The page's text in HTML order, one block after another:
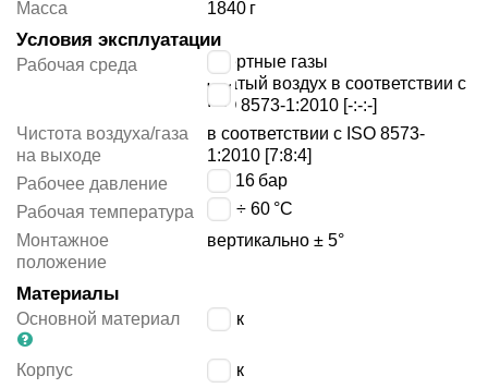
Масса 1840 г
Условия эксплуатации
Рабочая среда
инертные газы
сжатый воздух в соответствии с
ISO 8573-1:2010 [-:-:-]
Чистота воздуха/газа
на выходе
в соответствии с ISO 8573-
1:2010 [7:8:4]
Рабочее давление
1 ÷ 16 бар
Рабочая температура
-10 ÷ 60 °C
Монтажное
положение
вертикально ± 5°
Материалы
Основной материал цинк
Корпус
цинк